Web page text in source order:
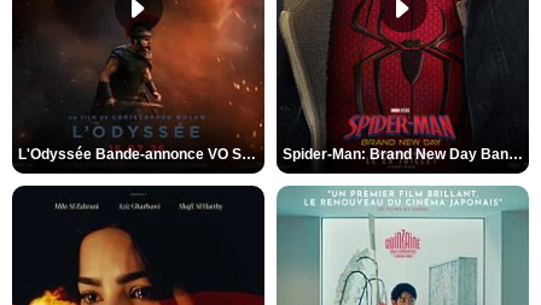
L'Odyssée Bande-annonce VO STFR Spider-Man: Brand New Day Bande-annonce VO STFR